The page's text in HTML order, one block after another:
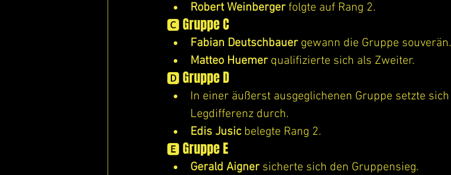
Robert Weinberger folgte auf Rang 2.
🅲 Gruppe C
Fabian Deutschbauer gewann die Gruppe souverän.
Matteo Huemer qualifizierte sich als Zweiter.
🅳 Gruppe D
In einer äußerst ausgeglichenen Gruppe setzte sich
Legdifferenz durch.
Edis Jusic belegte Rang 2.
🅴 Gruppe E
Gerald Aigner sicherte sich den Gruppensieg.